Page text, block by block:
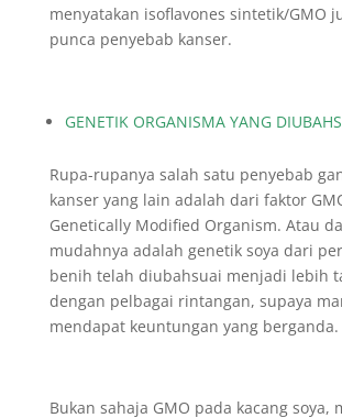
menyatakan isoflavones sintetik/GMO
punca penyebab kanser.
GENETIK ORGANISMA YANG
Rupa-rupanya salah satu penyebab
kanser yang lain adalah dari faktor
Genetically Modified Organism. Atau
mudahnya adalah genetik soya dari
benih telah diubahsuai menjadi lebih
dengan pelbagai rintangan, supaya
mendapat keuntungan yang berganda.
Bukan sahaja GMO pada kacang soya,